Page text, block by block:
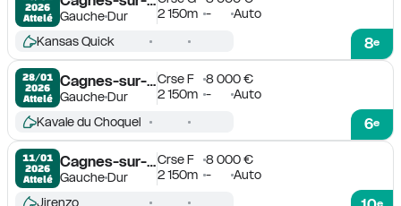
2026
Attelé
GaucheDur
2 150m - Auto
8e
Kansas Quick
28/01
2026
Attelé
Cagnes-sur-Mer
GaucheDur
Crse F
8 000 €
2 150m - Auto
6e
Kavale du Choquel
11/01
2026
Attelé
Cagnes-sur-Mer
GaucheDur
Crse F
8 000 €
2 150m - Auto
e
Jirenzo